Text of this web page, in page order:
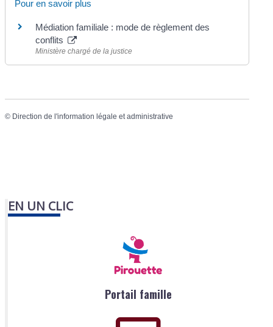
Pour en savoir plus
Médiation familiale : mode de règlement des
conflits
Ministère chargé de la justice
© Direction de l'information légale et administrative
EN UN CLIC
Portail famille